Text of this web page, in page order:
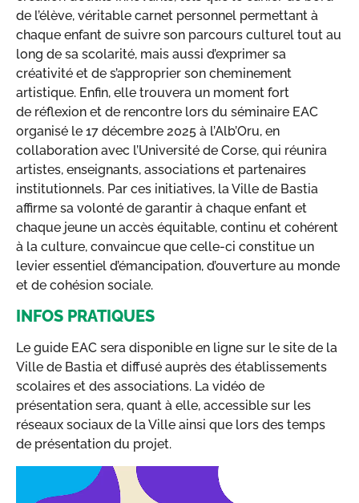
de l’élève, véritable carnet personnel permettant à
chaque enfant de suivre son parcours culturel tout au
long de sa scolarité, mais aussi d’exprimer sa
créativité et de s’approprier son cheminement
artistique. Enfin, elle trouvera un moment fort
de réflexion et de rencontre lors du séminaire EAC
organisé le 17 décembre 2025 à l’Alb’Oru, en
collaboration avec l’Université de Corse, qui réunira
artistes, enseignants, associations et partenaires
institutionnels. Par ces initiatives, la Ville de Bastia
affirme sa volonté de garantir à chaque enfant et
chaque jeune un accès équitable, continu et cohérent
à la culture, convaincue que celle-ci constitue un
levier essentiel d’émancipation, d’ouverture au monde
et de cohésion sociale.
INFOS PRATIQUES
Le guide EAC sera disponible en ligne sur le site de la
Ville de Bastia et diffusé auprès des établissements
scolaires et des associations. La vidéo de
présentation sera, quant à elle, accessible sur les
réseaux sociaux de la Ville ainsi que lors des temps
de présentation du projet.